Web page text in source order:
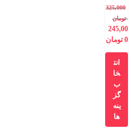
325,000
تومان
245,00
0 تومان
انت
خا
ب
گز
ینه
ها